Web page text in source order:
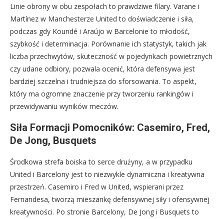
Linie obrony w obu zespołach to prawdziwe filary. Varane i
Martínez w Manchesterze United to doświadczenie i siła,
podczas gdy Koundé i Araújo w Barcelonie to młodość,
szybkość i determinacja. Porównanie ich statystyk, takich jak
liczba przechwytów, skuteczność w pojedynkach powietrznych
czy udane odbiory, pozwala ocenić, która defensywa jest
bardziej szczelna i trudniejsza do sforsowania. To aspekt,
który ma ogromne znaczenie przy tworzeniu rankingów i
przewidywaniu wyników meczów.
Siła Formacji Pomocników: Casemiro, Fred,
De Jong, Busquets
Środkowa strefa boiska to serce drużyny, a w przypadku
United i Barcelony jest to niezwykle dynamiczna i kreatywna
przestrzeń. Casemiro i Fred w United, wspierani przez
Fernandesa, tworzą mieszankę defensywnej siły i ofensywnej
kreatywności. Po stronie Barcelony, De Jong i Busquets to